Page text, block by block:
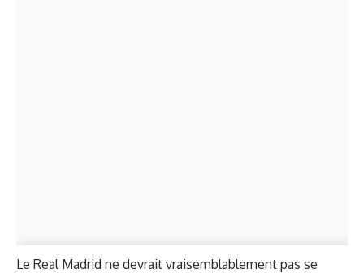
Le Real Madrid ne devrait vraisemblablement pas se